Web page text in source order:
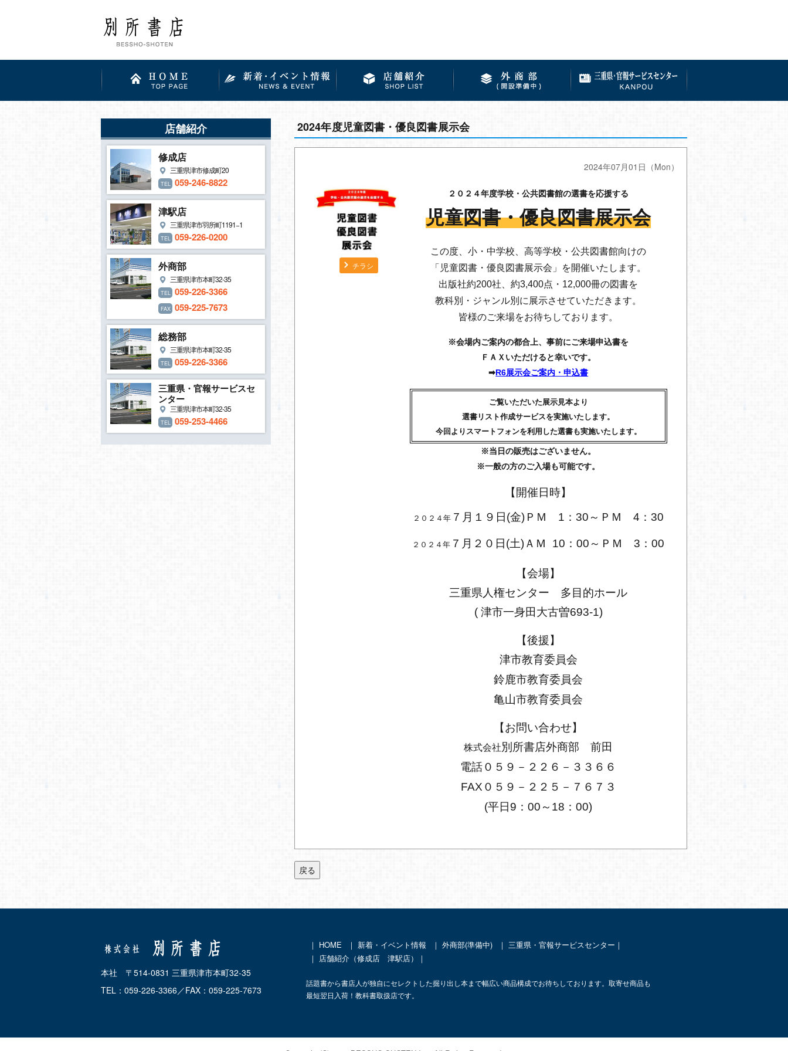
店舗紹介
修成店
三重県津市修成町20
TEL 059-246-8822
津駅店
三重県津市羽所町1191−1
TEL 059-226-0200
外商部
三重県津市本町32-35
TEL 059-226-3366
FAX 059-225-7673
総務部
三重県津市本町32-35
TEL 059-226-3366
三重県・官報サービスセ
ンター
三重県津市本町32-35
TEL 059-253-4466
2024年度児童図書・優良図書展示会
2024年07月01日（Mon）
チラシ
２０２４年度学校・公共図書館の選書を応援する
児童図書・優良図書展示会
この度、小・中学校、高等学校・公共図書館向けの
「児童図書・優良図書展示会」を開催いたします。
出版社約200社、約3,400点・12,000冊の図書を
教科別・ジャンル別に展示させていただきます。
皆様のご来場をお待ちしております。
※会場内ご案内の都合上、事前にご来場申込書を
ＦＡＸいただけると幸いです。
➡R6展示会ご案内・申込書
ご覧いただいた展示見本より
選書リスト作成サービスを実施いたします。
今回よりスマートフォンを利用した選書も実施いたします。
※当日の販売はございません。
※一般の方のご入場も可能です。
【開催日時】
２０２４年 ７月１９日(金)ＰＭ 1：30～ＰＭ 4：30
２０２４年 ７月２０日(土)ＡＭ 10：00～ＰＭ 3：00
【会場】
三重県人権センター 多目的ホール
( 津市一身田大古曽693-1)
【後援】
津市教育委員会
鈴鹿市教育委員会
亀山市教育委員会
【お問い合わせ】
株式会社別所書店外商部 前田
電話０５９－２２６－３３６６
FAX０５９－２２５－７６７３
(平日9：00～18：00)
戻る
本社 〒514-0831 三重県津市本町32-35
TEL：059-226-3366／FAX：059-225-7673
｜ HOME ｜ 新着・イベント情報 ｜ 外商部(準備中) ｜ 三重県・官報サービスセンター ｜
｜ 店舗紹介（修成店 津駅店）｜
話題書から書店人が独自にセレクトした掘り出し本まで幅広い商品構成でお待ちしております。取寄せ商品も
最短翌日入荷！教科書取扱店です。